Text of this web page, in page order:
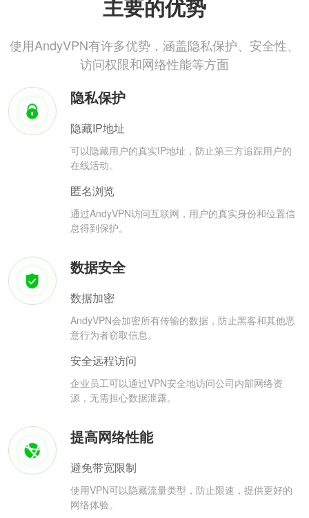
主要的优势
使用AndyVPN有许多优势，涵盖隐私保护、安全性、
访问权限和网络性能等方面
隐私保护
隐藏IP地址
可以隐藏用户的真实IP地址，防止第三方追踪用户的
在线活动。
匿名浏览
通过AndyVPN访问互联网，用户的真实身份和位置信
息得到保护。
数据安全
数据加密
AndyVPN会加密所有传输的数据，防止黑客和其他恶
意行为者窃取信息。
安全远程访问
企业员工可以通过VPN安全地访问公司内部网络资
源，无需担心数据泄露。
提高网络性能
避免带宽限制
使用VPN可以隐藏流量类型，防止限速，提供更好的
网络体验。